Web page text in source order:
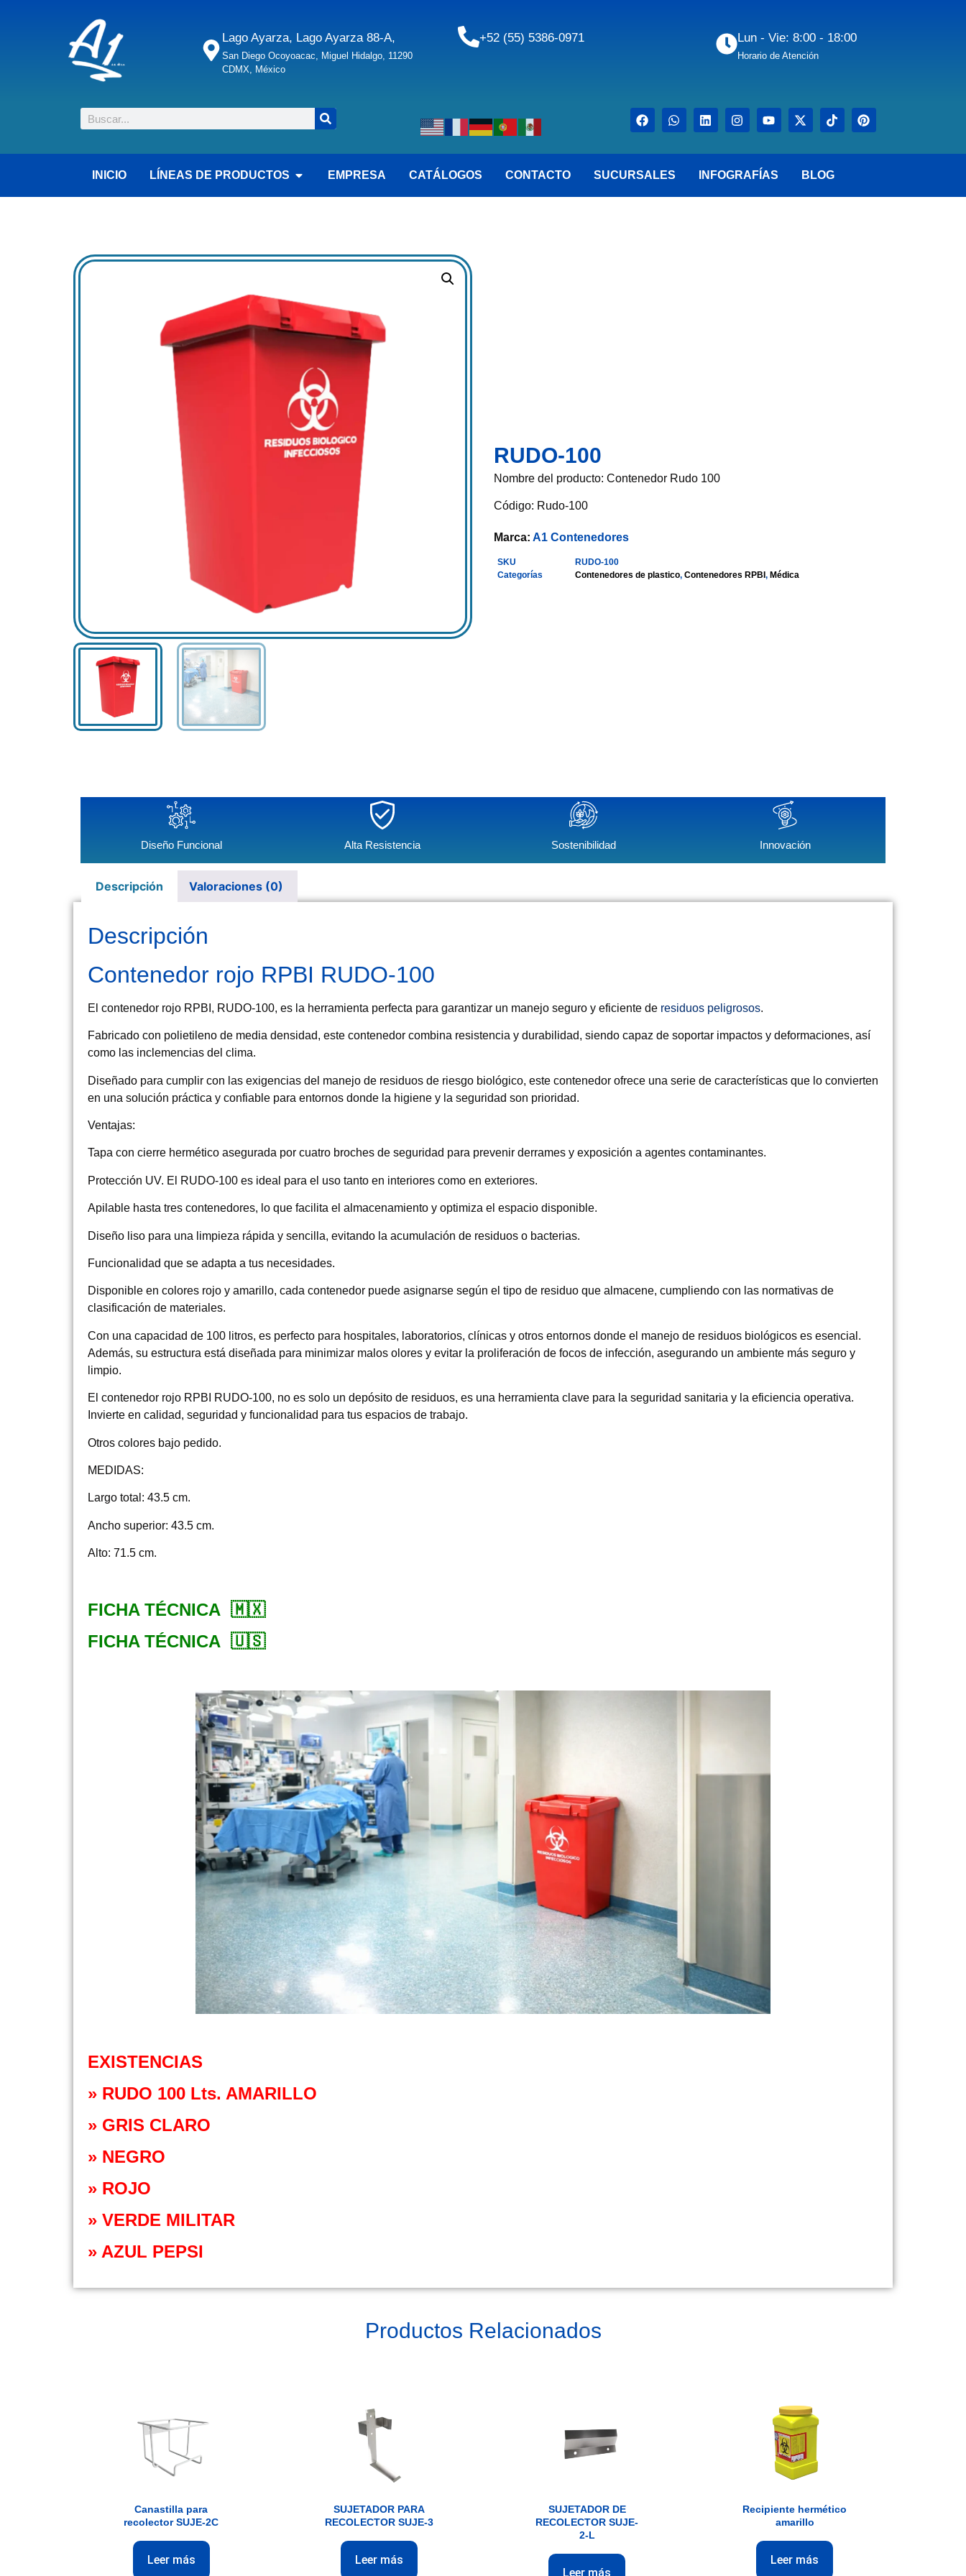
Lago Ayarza, Lago Ayarza 88-A,
San Diego Ocoyoacac, Miguel Hidalgo, 11290
CDMX, México
+52 (55) 5386-0971 Lun - Vie: 8:00 - 18:00
Horario de Atención
INICIO LÍNEAS DE PRODUCTOS EMPRESA CATÁLOGOS CONTACTO SUCURSALES INFOGRAFÍAS BLOG
RUDO-100
Nombre del producto: Contenedor Rudo 100
Código: Rudo-100
Marca: A1 Contenedores
SKU
RUDO-100
Categorías
Contenedores de plastico, Contenedores RPBI , Médica
Diseño Funcional Alta Resistencia Sostenibilidad Innovación
Descripción Valoraciones (0)
Descripción
Contenedor rojo RPBI RUDO-100
El contenedor rojo RPBI, RUDO-100, es la herramienta perfecta para garantizar un manejo seguro y eficiente de residuos peligrosos.
Fabricado con polietileno de media densidad, este contenedor combina resistencia y durabilidad, siendo capaz de soportar impactos y deformaciones, así
como las inclemencias del clima.
Diseñado para cumplir con las exigencias del manejo de residuos de riesgo biológico, este contenedor ofrece una serie de características que lo convierten
en una solución práctica y confiable para entornos donde la higiene y la seguridad son prioridad.
Ventajas:
Tapa con cierre hermético asegurada por cuatro broches de seguridad para prevenir derrames y exposición a agentes contaminantes.
Protección UV. El RUDO-100 es ideal para el uso tanto en interiores como en exteriores.
Apilable hasta tres contenedores, lo que facilita el almacenamiento y optimiza el espacio disponible.
Diseño liso para una limpieza rápida y sencilla, evitando la acumulación de residuos o bacterias.
Funcionalidad que se adapta a tus necesidades.
Disponible en colores rojo y amarillo, cada contenedor puede asignarse según el tipo de residuo que almacene, cumpliendo con las normativas de
clasificación de materiales.
Con una capacidad de 100 litros, es perfecto para hospitales, laboratorios, clínicas y otros entornos donde el manejo de residuos biológicos es esencial.
Además, su estructura está diseñada para minimizar malos olores y evitar la proliferación de focos de infección, asegurando un ambiente más seguro y
limpio.
El contenedor rojo RPBI RUDO-100, no es solo un depósito de residuos, es una herramienta clave para la seguridad sanitaria y la eficiencia operativa.
Invierte en calidad, seguridad y funcionalidad para tus espacios de trabajo.
Otros colores bajo pedido.
MEDIDAS:
Largo total: 43.5 cm.
Ancho superior: 43.5 cm.
Alto: 71.5 cm.
FICHA TÉCNICA 🇲🇽
FICHA TÉCNICA 🇺🇸
EXISTENCIAS
» RUDO 100 Lts. AMARILLO
» GRIS CLARO
» NEGRO
» ROJO
» VERDE MILITAR
» AZUL PEPSI
Productos Relacionados
Canastilla para
recolector SUJE-2C
Leer más
SUJETADOR PARA
RECOLECTOR SUJE-3
Leer más
SUJETADOR DE
RECOLECTOR SUJE-
2-L
Leer más
Recipiente hermético
amarillo
Leer más